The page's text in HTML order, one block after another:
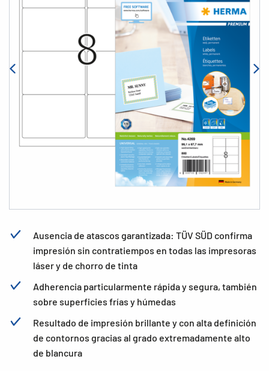
Ausencia de atascos garantizada: TÜV SÜD confirma
impresión sin contratiempos en todas las impresoras
láser y de chorro de tinta
Adherencia particularmente rápida y segura, también
sobre superficies frías y húmedas
Resultado de impresión brillante y con alta definición
de contornos gracias al grado extremadamente alto
de blancura